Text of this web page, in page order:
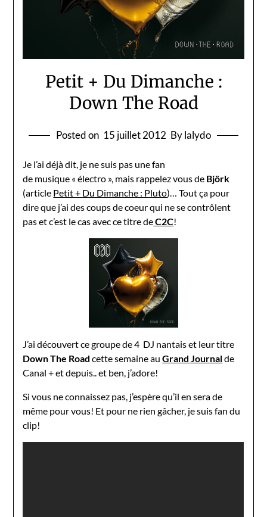
Petit + Du Dimanche :
Down The Road
Posted on 15 juillet 2012 By lalydo
Je l’ai déjà dit, je ne suis pas une fan
de musique « électro », mais rappelez vous de Björk
(article Petit + Du Dimanche : Pluto)… Tout ça pour
dire que j’ai des coups de coeur qui ne se contrôlent
pas et c’est le cas avec ce titre deC2C!
J’ai découvert ce groupe de 4 DJ nantais et leur titre
Down The Road cette semaine auGrand Journalde
Canal + et depuis.. et ben, j’adore!
Si vous ne connaissez pas, j’espère qu’il en sera de
même pour vous! Et pour ne rien gâcher, je suis fan du
clip!